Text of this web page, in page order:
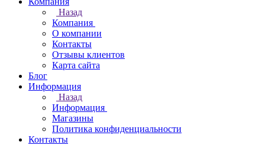
Назад
Компания
О компании
Контакты
Отзывы клиентов
Карта сайта
Блог
Информация
Назад
Информация
Магазины
Политика конфиденциальности
Контакты